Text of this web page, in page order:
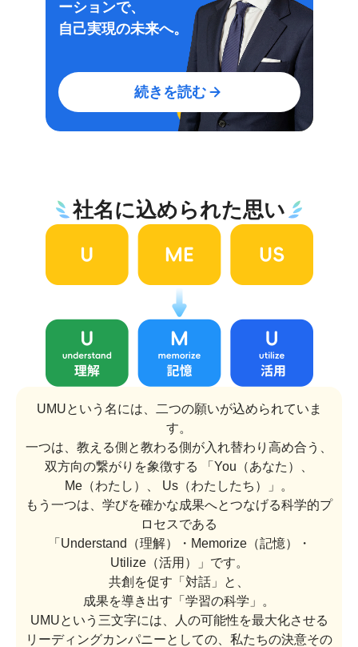
ーションで、
自己実現の未来へ。
続きを読む
社名に込められた思い
UMUという名には、二つの願いが込められていま
す。
一つは、教える側と教わる側が入れ替わり高め合う、
双方向の繋がりを象徴する 「You（あなた）、
Me（わたし）、 Us（わたしたち）」。
もう一つは、学びを確かな成果へとつなげる科学的プ
ロセスである
「Understand（理解）・Memorize（記憶）・
Utilize（活用）」です。
共創を促す「対話」と、
成果を導き出す「学習の科学」。
UMUという三文字には、人の可能性を最大化させる
リーディングカンパニーとしての、私たちの決意その